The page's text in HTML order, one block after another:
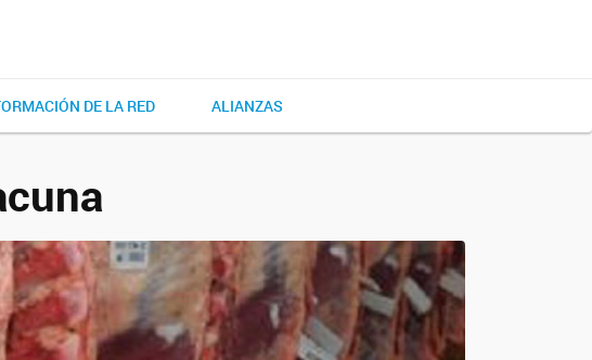
DE LA RED ALIANZAS